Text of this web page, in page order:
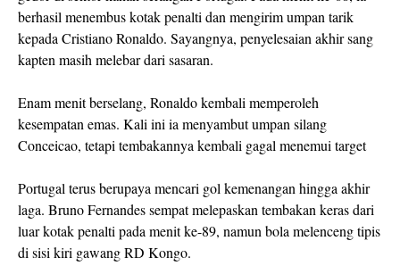
berhasil menembus kotak penalti dan mengirim umpan tarik
kepada Cristiano Ronaldo. Sayangnya, penyelesaian akhir sang
kapten masih melebar dari sasaran.
Enam menit berselang, Ronaldo kembali memperoleh
kesempatan emas. Kali ini ia menyambut umpan silang
Conceicao, tetapi tembakannya kembali gagal menemui target
Portugal terus berupaya mencari gol kemenangan hingga akhir
laga. Bruno Fernandes sempat melepaskan tembakan keras dari
luar kotak penalti pada menit ke-89, namun bola melenceng tipis
di sisi kiri gawang RD Kongo.